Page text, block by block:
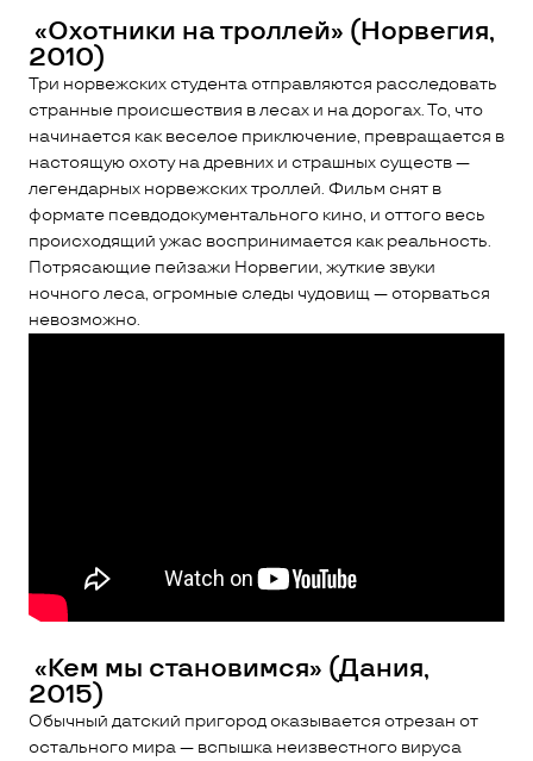
«Охотники на троллей» (Норвегия,
2010)
Три норвежских студента отправляются расследовать
странные происшествия в лесах и на дорогах. То, что
начинается как веселое приключение, превращается в
настоящую охоту на древних и страшных существ —
легендарных норвежских троллей. Фильм снят в
формате псевдодокументального кино, и оттого весь
происходящий ужас воспринимается как реальность.
Потрясающие пейзажи Норвегии, жуткие звуки
ночного леса, огромные следы чудовищ — оторваться
невозможно.
«Кем мы становимся» (Дания,
2015)
Обычный датский пригород оказывается отрезан от
остального мира — вспышка неизвестного вируса